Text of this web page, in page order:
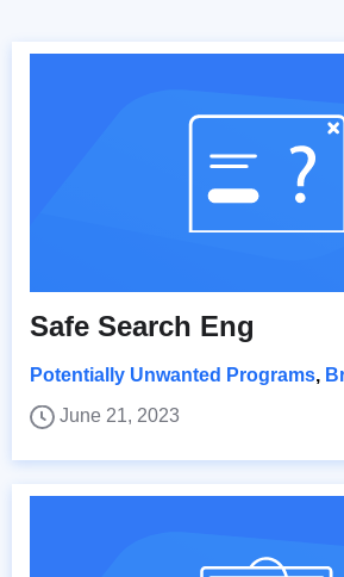
Safe Search Eng
Potentially Unwanted Programs,
June 21, 2023